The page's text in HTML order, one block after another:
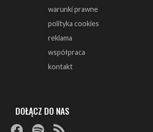
warunki prawne
polityka cookies
reklama
współpraca
kontakt
DOŁĄCZ DO NAS